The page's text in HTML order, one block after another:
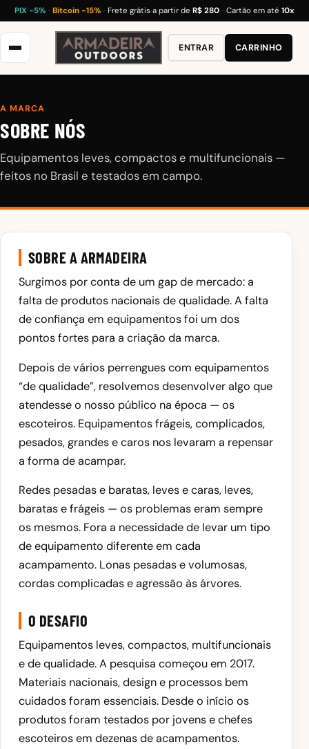
PIX −5% · Bitcoin −15% · Frete grátis a partir de R$ 280 · Cartão em até 10x
ENTRAR CARRINHO
A MARCA
SOBRE NÓS
Equipamentos leves, compactos e multifuncionais —
feitos no Brasil e testados em campo.
SOBRE A ARMADEIRA
Surgimos por conta de um gap de mercado: a
falta de produtos nacionais de qualidade. A falta
de confiança em equipamentos foi um dos
pontos fortes para a criação da marca.
Depois de vários perrengues com equipamentos
“de qualidade”, resolvemos desenvolver algo que
atendesse o nosso público na época — os
escoteiros. Equipamentos frágeis, complicados,
pesados, grandes e caros nos levaram a repensar
a forma de acampar.
Redes pesadas e baratas, leves e caras, leves,
baratas e frágeis — os problemas eram sempre
os mesmos. Fora a necessidade de levar um tipo
de equipamento diferente em cada
acampamento. Lonas pesadas e volumosas,
cordas complicadas e agressão às árvores.
O DESAFIO
Equipamentos leves, compactos, multifuncionais
e de qualidade. A pesquisa começou em 2017.
Materiais nacionais, design e processos bem
cuidados foram essenciais. Desde o início os
produtos foram testados por jovens e chefes
escoteiros em dezenas de acampamentos.